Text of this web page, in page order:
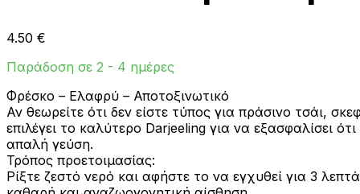
4.50 €
Παράδοση σε 2 - 4 ημέρες
Φρέσκο – Ελαφρύ – Αποτοξινωτικό
Αν θεωρείτε ότι δεν είστε τύπος για πράσινο τσάι,
επιλέγει το καλύτερο Darjeeling για να εξασφαλίσει
απαλή γεύση.
Τρόπος προετοιμασίας:
Ρίξτε ζεστό νερό και αφήστε το να εγχυθεί για 3